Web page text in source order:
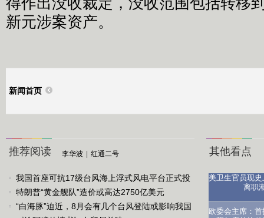
新元涉案资产。
新闻首页
推荐阅读 李华波 | 红通二号
我国首座可抗17级台风海上浮式风电平台正式投
运
特朗普“黄金舰队”造价或高达2750亿美元
“白海豚”迫近，8月会有几个台风登陆或影响我国
其他看点
美卫生官员现
离职
医生：让
欧委会主席：